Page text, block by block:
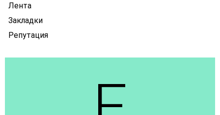
Лента
Закладки
Репутация